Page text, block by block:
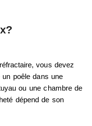
vous devez
un poêle dans une
ou une chambre de
dépend de son